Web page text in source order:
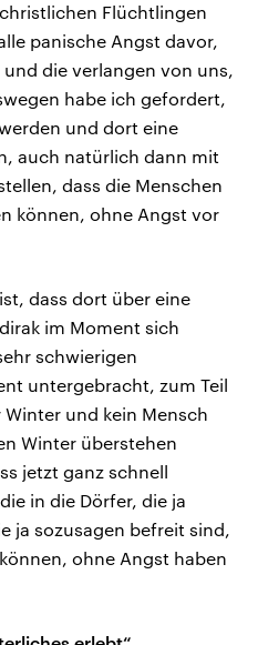
Flüchtlingen
panische Angst davor,
die verlangen von uns,
habe ich gefordert,
und dort eine
auch natürlich dann mit
dass die Menschen
können, ohne Angst vor
dass dort über eine
im Moment sich
schwierigen
untergebracht, zum Teil
und kein Mensch
Winter überstehen
jetzt ganz schnell
in die Dörfer, die ja
ja sozusagen befreit sind,
ohne Angst haben